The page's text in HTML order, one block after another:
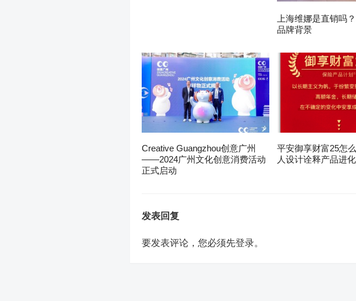
上海维娜是直销吗
品牌背景
Creative Guangzhou创意广州
——2024广州文化创意消费活动
正式启动
平安御享财富25怎
人设计诠释产品进
发表回复
要发表评论，您必须先登录。